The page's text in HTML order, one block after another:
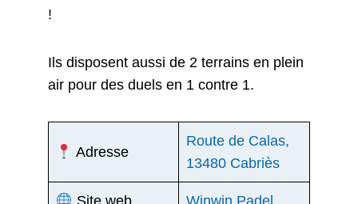
!
Ils disposent aussi de 2 terrains en plein
air pour des duels en 1 contre 1.
Adresse
Route de Calas,
13480 Cabriès